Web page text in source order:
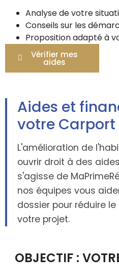
Analyse de votre
Conseils sur les
Proposition adapté à
Vérifier mes
aides
Aides et
votre Carport
L'amélioration de
ouvrir droit à des
s'agisse de
nos équipes vous
dossier pour réduire
votre projet.
OBJECTIF :